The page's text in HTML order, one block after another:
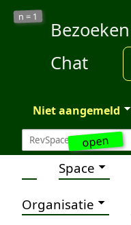
open
n = 1
Bezoeken
Chat
Niet aangemeld
Space
Organisatie